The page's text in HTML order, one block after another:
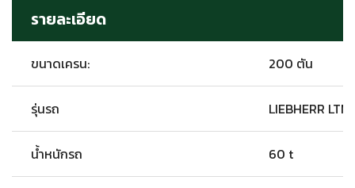
รายละเอียด
ขนาดเครน: 200 ตัน
รุ่นรถ LIEBHERR
น้ำหนักรถ 60 t